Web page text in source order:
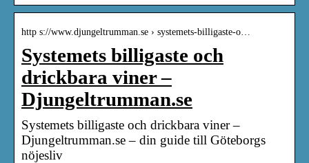
http s://www.djungeltrumman.se › systemets-billigaste-o…
Systemets billigaste och
drickbara viner –
Djungeltrumman.se
Systemets billigaste och drickbara viner –
Djungeltrumman.se – din guide till Göteborgs
nöjesliv